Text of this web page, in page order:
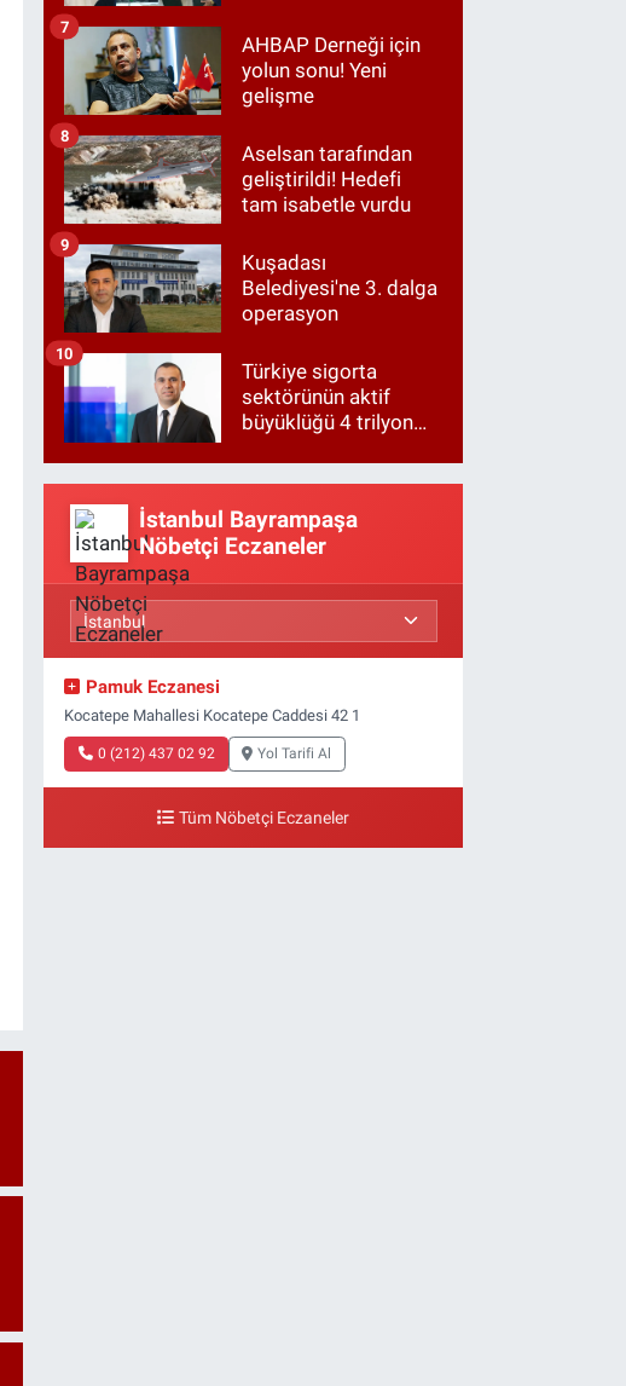
AHBAP Derneği için
yolun sonu! Yeni
gelişme
7
Aselsan tarafından
geliştirildi! Hedefi
tam isabetle vurdu
8
Kuşadası
Belediyesi'ne 3. dalga
operasyon
9
Türkiye sigorta
sektörünün aktif
büyüklüğü 4 trilyon
10
İstanbul Bayrampaşa
Nöbetçi Eczaneler
Pamuk Eczanesi
Kocatepe Mahallesi Kocatepe Caddesi 42 1
0 (212) 437 02 92 Yol Tarifi Al
Tüm Nöbetçi Eczaneler